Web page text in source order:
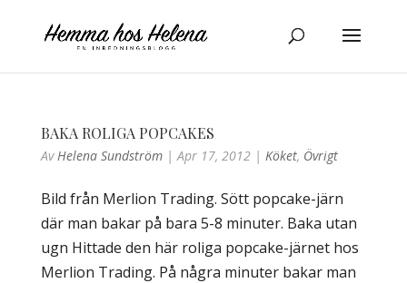
BAKA ROLIGA POPCAKES
AvHelena Sundström|Apr 17, 2012| Köket, Övrigt
Bild från Merlion Trading. Sött popcake-järn
där man bakar på bara 5-8 minuter. Baka utan
ugn Hittade den här roliga popcake-järnet hos
Merlion Trading. På några minuter bakar man